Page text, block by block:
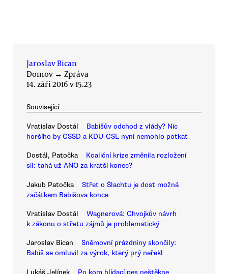
Jaroslav Bican
Domov → Zpráva
14. září 2016 v 15.23
Související
Vratislav Dostál
Babišův odchod z vlády? Nic
horšího by ČSSD a KDU-ČSL nyní nemohlo potkat
Dostál, Patočka
Koaliční krize změnila rozložení
sil: tahá už ANO za kratší konec?
Jakub Patočka
Střet o Šlachtu je dost možná
začátkem Babišova konce
Vratislav Dostál
Wagnerová: Chvojkův návrh
k zákonu o střetu zájmů je problematický
Jaroslav Bican
Sněmovní prázdniny skončily:
Babiš se omluvil za výrok, který prý neřekl
Lukáš Jelínek Po kom hlídací pes neštěkne